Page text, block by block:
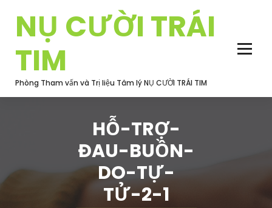
contentNỤ CƯỜI TRÁI
TIM
Phòng Tham vấn và Trị liệu Tâm lý NỤ CƯỜI TRÁI TIM
HỖ-TRỢ-
ĐAU-BUỒN-
DO-TỰ-
TỬ-2-1